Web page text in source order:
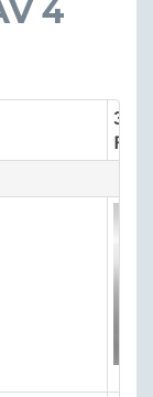
4
Fiat